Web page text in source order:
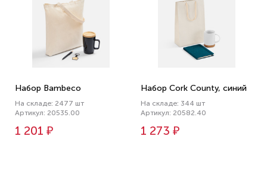
Набор Bambeco
На складе: 2477 шт
Артикул: 20535.00
1 201 ₽
Набор Cork County, синий
На складе: 344 шт
Артикул: 20582.40
1 273 ₽